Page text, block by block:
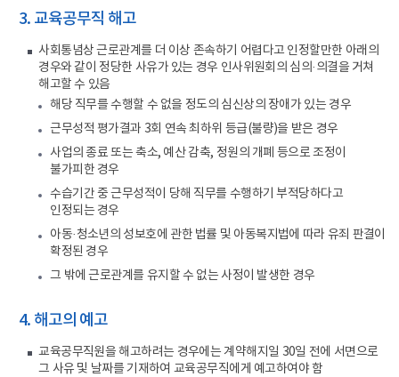
3. 교육공무직 해고
사회통념상 근로관계를 더 이상 존속하기 어렵다고 인정할만한 아래의
경우와 같이 정당한 사유가 있는 경우 인사위원회의 심의·의결을 거쳐
해고할 수 있음
해당 직무를 수행할 수 없을 정도의 심신상의 장애가 있는 경우
근무성적 평가결과 3회 연속 최하위 등급(불량)을 받은 경우
사업의 종료 또는 축소, 예산 감축, 정원의 개폐 등으로 조정이
불가피한 경우
수습기간 중 근무성적이 당해 직무를 수행하기 부적당하다고
인정되는 경우
아동·청소년의 성보호에 관한 법률 및 아동복지법에 따라 유죄 판결이
확정된 경우
그 밖에 근로관계를 유지할 수 없는 사정이 발생한 경우
4. 해고의 예고
교육공무직원을 해고하려는 경우에는 계약해지일 30일 전에 서면으로
그 사유 및 날짜를 기재하여 교육공무직에게 예고하여야 함